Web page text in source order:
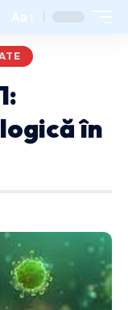
Aa
în